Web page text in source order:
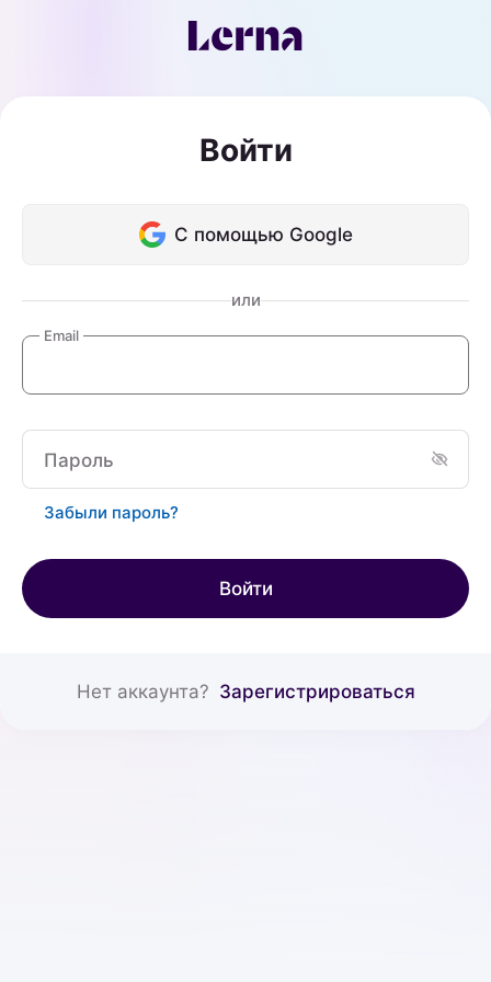
Войти
С помощью Google
или
Email
Пароль
Забыли пароль?
Войти
Нет аккаунта? Зарегистрироваться